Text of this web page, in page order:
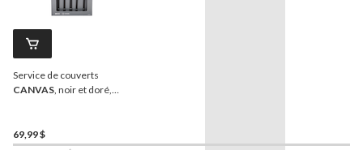
Service de couverts
CANVAS, noir et doré,
69,99 $